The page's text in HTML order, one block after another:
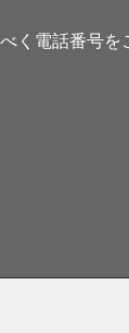
く電話番号を